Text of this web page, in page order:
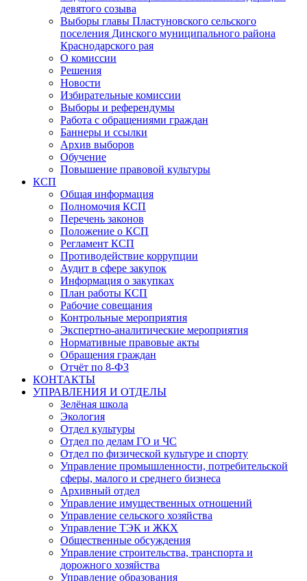
девятого созыва
Выборы главы Пластуновского сельского
поселения Динского муниципального района
Краснодарского рая
О комиссии
Решения
Новости
Избирательные комиссии
Выборы и референдумы
Работа с обращениями граждан
Баннеры и ссылки
Архив выборов
Обучение
Повышение правовой культуры
КСП
Общая информация
Полномочия КСП
Перечень законов
Положение о КСП
Регламент КСП
Противодействие коррупции
Аудит в сфере закупок
Информация о закупках
План работы КСП
Рабочие совещания
Контрольные мероприятия
Экспертно-аналитические мероприятия
Нормативные правовые акты
Обращения граждан
Отчёт по 8-ФЗ
КОНТАКТЫ
УПРАВЛЕНИЯ И ОТДЕЛЫ
Зелёная школа
Экология
Отдел культуры
Отдел по делам ГО и ЧС
Отдел по физической культуре и спорту
Управление промышленности, потребительской
сферы, малого и среднего бизнеса
Архивный отдел
Управление имущественных отношений
Управление сельского хозяйства
Управление ТЭК и ЖКХ
Общественные обсуждения
Управление строительства, транспорта и
дорожного хозяйства
Управление образования